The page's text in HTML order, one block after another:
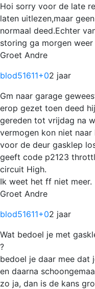
Hoi sorry voor de late
laten uitlezen,maar
normaal deed.Echter
storing ga morgen
Groet Andre
blod51611+02 jaar
Gm naar garage
erop gezet toen deed
gereden tot vrijdag na
vermogen kon niet
voor de deur gasklep
geeft code p2123
circuit High.
Ik weet het ff niet meer.
Groet Andre
blod51611+02 jaar
Wat bedoel je met
?
bedoel je daar mee dat
en daarna
zo ja, dan is de kans